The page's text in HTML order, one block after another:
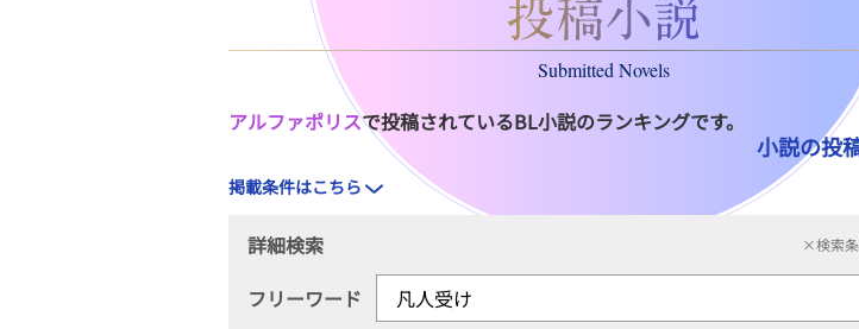
Submitted Novels
アルファポリスで投稿されているBL小説のランキングです。
小説の投
掲載条件はこちら
詳細検索 ×検索
フリーワード